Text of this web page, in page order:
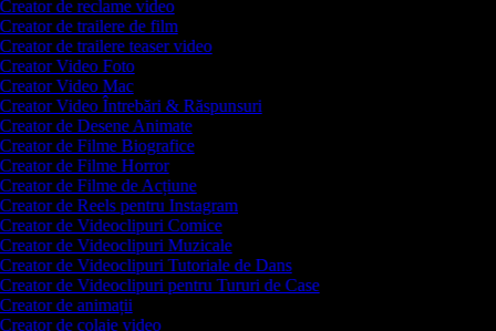
de reclame video
de trailere de film
de trailere teaser video
Video Foto
Video Mac
Video Întrebări & Răspunsuri
de Desene Animate
de Filme Biografice
de Filme Horror
de Filme de Acțiune
de Reels pentru Instagram
de Videoclipuri Comice
de Videoclipuri Muzicale
de Videoclipuri Tutoriale de Dans
de Videoclipuri pentru Tururi de Case
de animații
de colaje video